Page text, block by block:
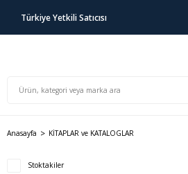
Türkiye Yetkili Satıcısı
Anasayfa KİTAPLAR ve KATALOGLAR
Stoktakiler